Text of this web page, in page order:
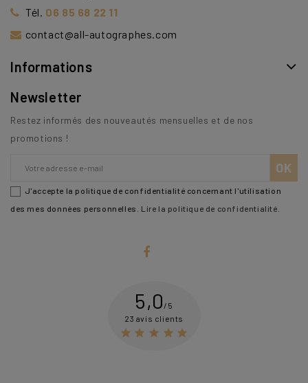
Tél. 06 85 68 22 11
contact@all-autographes.com
Informations
Newsletter
Restez informés des nouveautés mensuelles et de nos
promotions !
J'accepte la politique de confidentialité concernant l'utilisation
des mes données personnelles. Lire la politique de confidentialité
5,0 /5
23 avis clients
    